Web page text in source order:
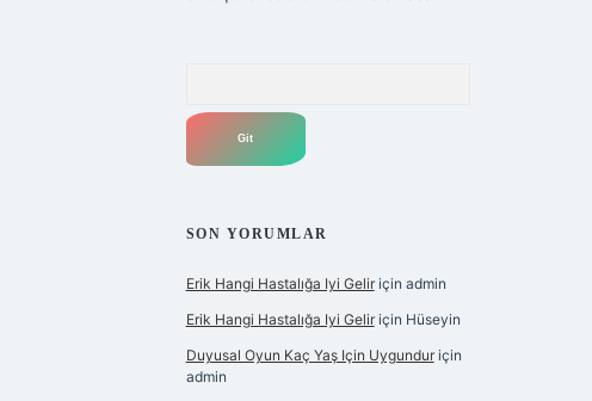
SON YORUMLAR
Erik Hangi Hastalığa Iyi Geliriçin admin
Erik Hangi Hastalığa Iyi Geliriçin Hüseyin
Duyusal Oyun Kaç Yaş Için Uygunduriçin
admin